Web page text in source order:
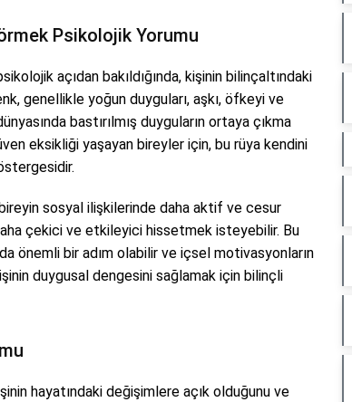
Psikolojik Yorumu
açıdan bakıldığında, kişinin bilinçaltındaki
genellikle yoğun duyguları, aşkı, öfkeyi ve
bastırılmış duyguların ortaya çıkma
eksikliği yaşayan bireyler için, bu rüya kendini
sosyal ilişkilerinde daha aktif ve cesur
çekici ve etkileyici hissetmek isteyebilir. Bu
önemli bir adım olabilir ve içsel motivasyonların
duygusal dengesini sağlamak için bilinçli
hayatındaki değişimlere açık olduğunu ve